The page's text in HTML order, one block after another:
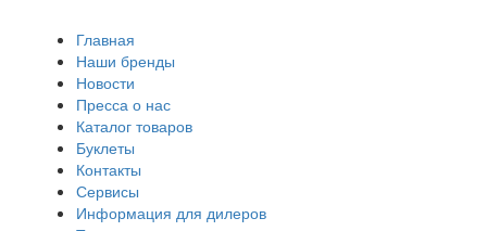
Главная
Наши бренды
Новости
Пресса о нас
Каталог товаров
Буклеты
Контакты
Сервисы
Информация для дилеров